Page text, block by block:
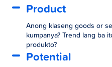
Product
Anong klaseng goods or
kumpanya? Trend lang ba
produkto?
Potential